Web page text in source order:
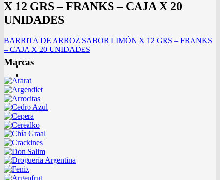
X 12 GRS – FRANKS – CAJA X 20
UNIDADES
BARRITA DE ARROZ SABOR LIMÓN X 12 GRS – FRANKS
– CAJA X 20 UNIDADES
Marcas